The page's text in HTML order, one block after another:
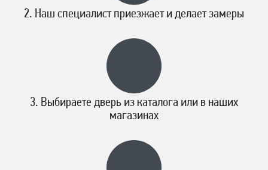
Наш специалист приезжает и делает замеры
Выбираете дверь из каталога или в наших
магазинах